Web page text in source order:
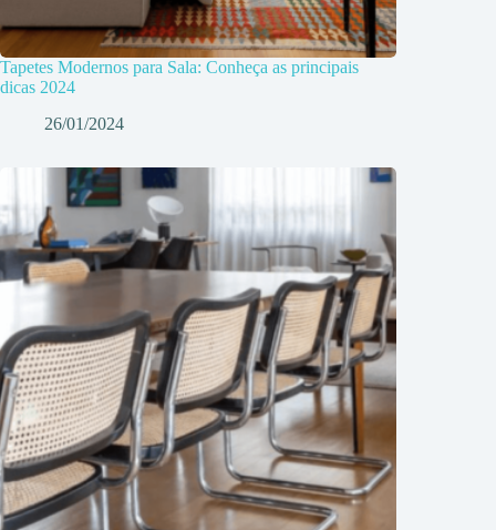
Tapetes Modernos para Sala: Conheça as principais
dicas 2024
26/01/2024